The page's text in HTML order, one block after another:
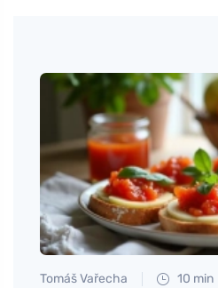
Tomáš Vařecha 10 min